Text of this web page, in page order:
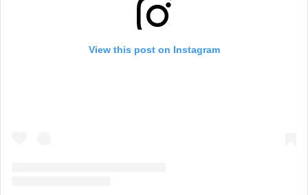
View this post on Instagram